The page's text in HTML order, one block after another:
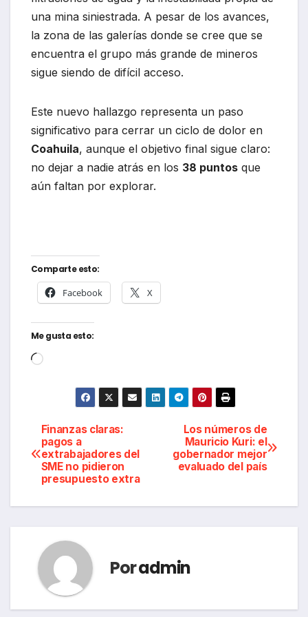
una mina siniestrada. A pesar de los avances,
la zona de las galerías donde se cree que se
encuentra el grupo más grande de mineros
sigue siendo de difícil acceso.
Este nuevo hallazgo representa un paso
significativo para cerrar un ciclo de dolor en
Coahuila, aunque el objetivo final sigue claro:
no dejar a nadie atrás en los 38 puntos que
aún faltan por explorar.
Comparte esto:
Facebook X
Me gusta esto:
Cargando...
Navegación
de
entradas
Los números de
Mauricio Kuri: el
gobernador mejor
evaluado del país
Finanzas claras:
pagos a
extrabajadores del
SME no pidieron
presupuesto extra
Poradmin